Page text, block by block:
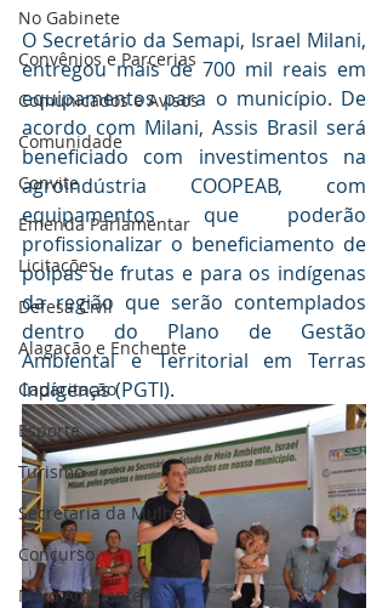
No Gabinete
Convênios e Parcerias
Comunicados e Avisos
Comunidade
Convite
Emenda Parlamentar
Licitações
Defesa Civil
Alagação e Enchente
Capacitação
Esporte
Turismo
Secretaria da Mulher
Concurso
Meio Ambiente
O Secretário da Semapi, Israel Milani,
entregou mais de 700 mil reais em
equipamentos para o município. De
acordo com Milani, Assis Brasil será
beneficiado com investimentos na
agroindústria COOPEAB, com
equipamentos que poderão
profissionalizar o beneficiamento de
polpas de frutas e para os indígenas
da região que serão contemplados
dentro do Plano de Gestão
Ambiental e Territorial em Terras
Indígenas (PGTI).